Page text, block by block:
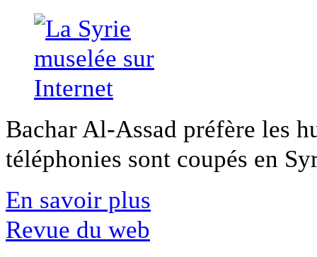
Bachar Al-Assad préfère les
téléphonies sont coupés en
En savoir plus
Revue du web